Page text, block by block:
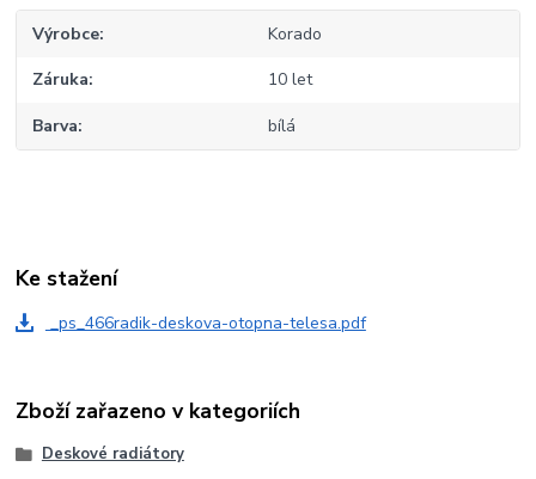
Výrobce Korado
Záruka 10 let
Barva bílá
Ke stažení
_ps_466radik-deskova-otopna-telesa.pdf
Zboží zařazeno v kategoriích
Deskové radiátory